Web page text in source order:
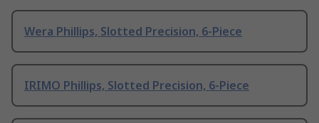
Wera Phillips, Slotted Precision, 6-Piece
IRIMO Phillips, Slotted Precision, 6-Piece